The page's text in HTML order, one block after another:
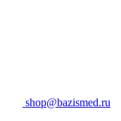
shop@bazismed.ru